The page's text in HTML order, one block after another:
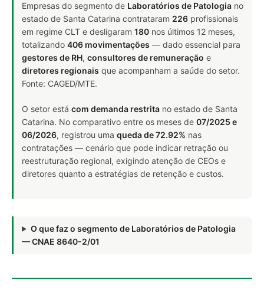
Empresas do segmento de Laboratórios de Patologia no
estado de Santa Catarina contrataram 226 profissionais
em regime CLT e desligaram 180 nos últimos 12 meses,
totalizando 406 movimentações — dado essencial para
gestores de RH, consultores de remuneração e
diretores regionais que acompanham a saúde do setor.
Fonte: CAGED/MTE.
O setor está com demanda restrita no estado de Santa
Catarina. No comparativo entre os meses de 07/2025 e
06/2026, registrou uma queda de 72.92% nas
contratações — cenário que pode indicar retração ou
reestruturação regional, exigindo atenção de CEOs e
diretores quanto a estratégias de retenção e custos.
O que faz o segmento de Laboratórios de Patologia
— CNAE 8640-2/01